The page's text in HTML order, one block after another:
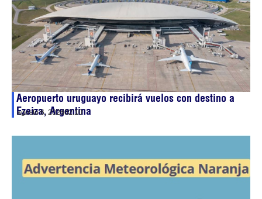
Aeropuerto uruguayo recibirá vuelos con destino a
Ezeiza, Argentina
agosto 6, 202602:10